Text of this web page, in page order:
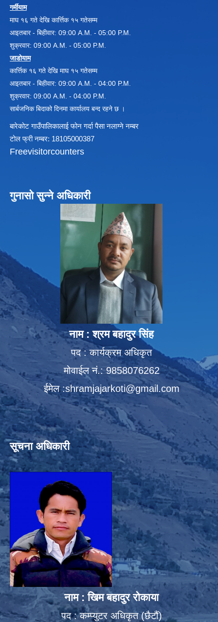
विधायन समिति निर्णयहरु
न्यायिक समिति निर्णयहरु
सुशासन तथा अन्तर सम्वन्ध समिति निर्णयहरु
आर्थिक विकास समिति निर्णय
पूर्वाधार विकास समिति निर्णय
सामाजिक विकास समिति निर्णयहरु
गर्मीयाम
माघ १६ गते देखि कार्त्तिक १५ गतेसम्म
आइतबार - बिहीवार: 09:00 A.M. - 05:00 P.M.
शुक्रवार: 09:00 A.M. - 05:00 P.M.
जाडोयाम
कार्त्तिक १६ गते देखि माघ १५ गतेसम्म
आइतबार - बिहीवार: 09:00 A.M. - 04:00 P.M.
शुक्रवार: 09:00 A.M. - 04:00 P.M.
सार्बजनिक बिदाको दिनमा कार्यालय बन्द रहने छ ।
बारेकोट गाउँपालिकालाई फोन गर्दा पैसा नलाग्ने नम्बर
टोल फ्री नम्बर: 18105000387
Freevisitorcounters
गुनासो सुन्ने अधिकारी
नाम : श्रम बहादुर सिंह
पद : कार्यक्रम अधिकृत
मोवाईल नं.: 9858076262
ईमेल :shramjajarkoti@gmail.com
सूचना अधिकारी
नाम : खिम बहादुर रोकाया
पद : कम्प्युटर अधिकृत (छैटौं)